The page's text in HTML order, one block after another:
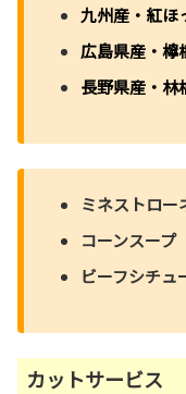
九州産・紅
広島県産・
長野県産・
ミネストロ
コーンスー
ビーフシチ
カットサービス